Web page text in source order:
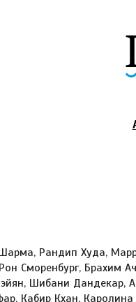
Рандип Худа,
Сморенбург, Брахим
Шибани Дандекар,
Кабир Кхан, Каролина